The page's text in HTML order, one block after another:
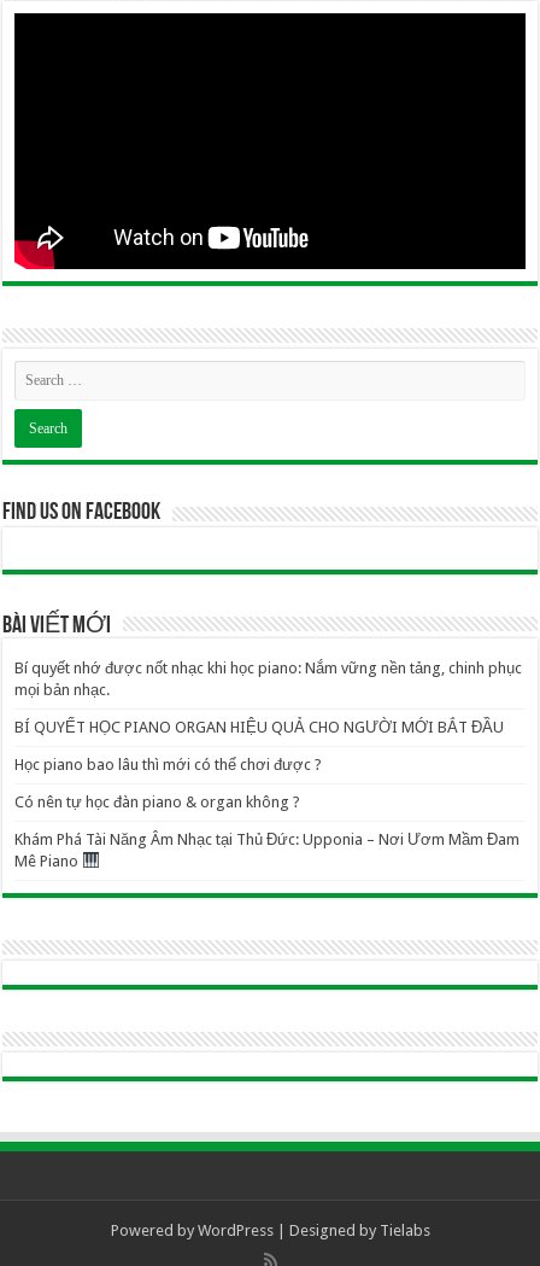
Find us on Facebook
BÀI VIẾT MỚI
Bí quyết nhớ được nốt nhạc khi học piano: Nắm vững nền tảng, chinh phục
mọi bản nhạc.
BÍ QUYẾT HỌC PIANO ORGAN HIỆU QUẢ CHO NGƯỜI MỚI BẮT ĐẦU
Học piano bao lâu thì mới có thể chơi được ?
Có nên tự học đàn piano & organ không ?
Khám Phá Tài Năng Âm Nhạc tại Thủ Đức: Upponia – Nơi Ươm Mầm Đam
Mê Piano
Powered by WordPress| Designed by Tielabs